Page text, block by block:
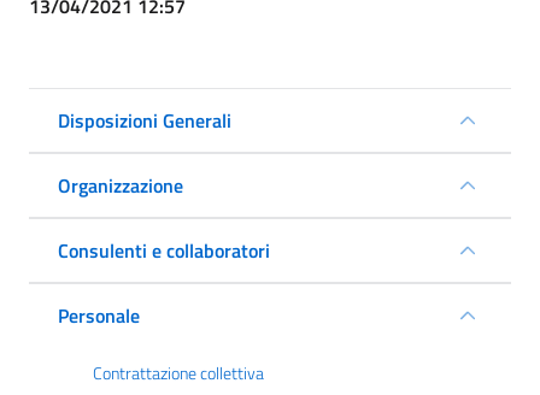
13/04/2021 12:57
Disposizioni Generali
Organizzazione
Consulenti e collaboratori
Personale
Contrattazione collettiva